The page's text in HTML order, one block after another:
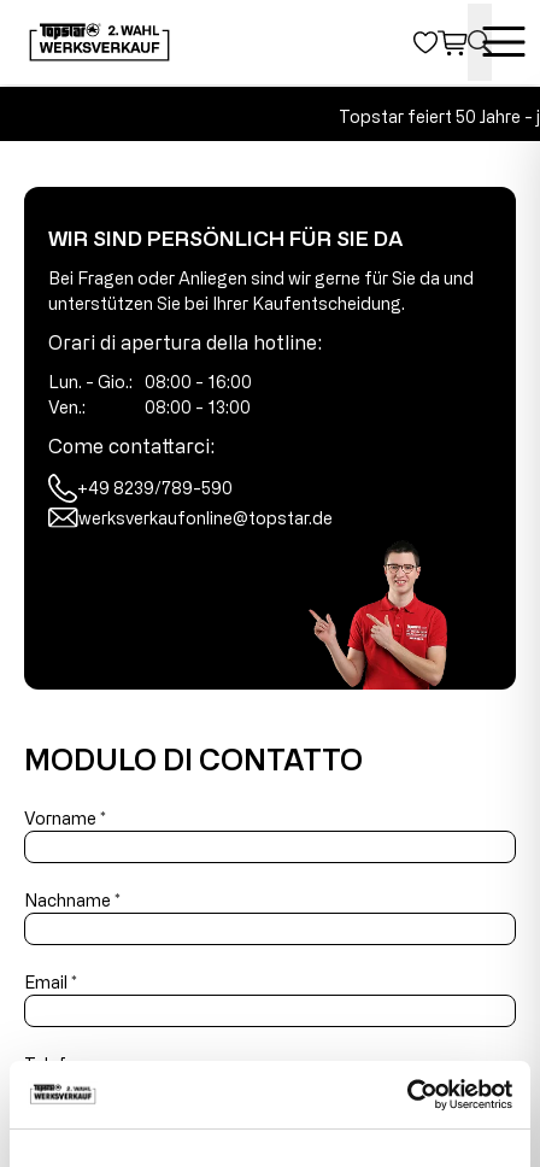
Topstar feiert 50 Jahre -
WIR SIND PERSÖNLICH FÜR SIE DA
Bei Fragen oder Anliegen sind wir gerne für Sie da und
unterstützen Sie bei Ihrer Kaufentscheidung.
Orari di apertura della hotline:
Lun. - Gio.:
Ven.:
08:00 - 16:00
08:00 - 13:00
Come contattarci:
+49 8239/789-590
werksverkaufonline@topstar.de
MODULO DI CONTATTO
Vorname *
Nachname *
Email *
Telefon